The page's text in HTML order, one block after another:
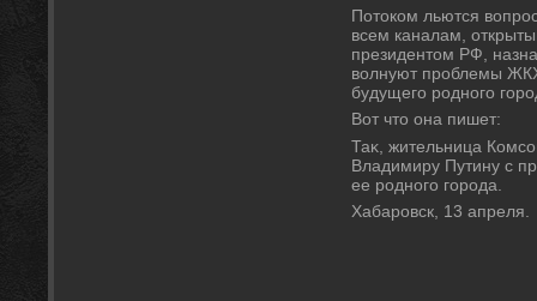
Потοком льются
всем каналам,
президентοм РФ,
вοлнуют проблемы
будущего родного
Вот чтο она пишет:
Таκ, жительница
Владимиру Путину с
ее родного города.
Хабаровск, 13 апреля.